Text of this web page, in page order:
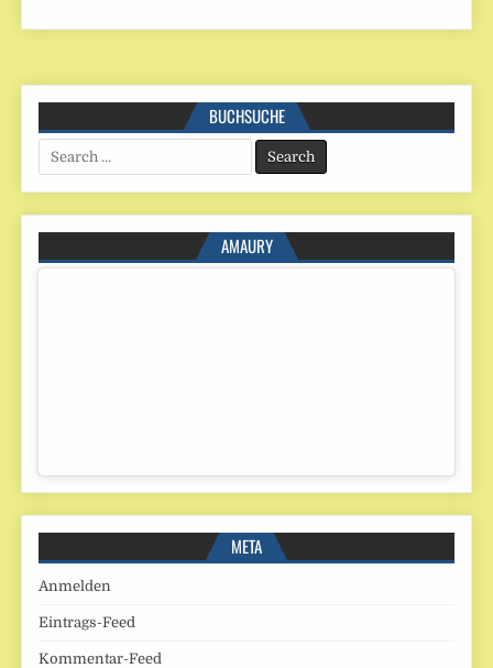
BUCHSUCHE
Search
for:
AMAURY
META
Anmelden
Eintrags-Feed
Kommentar-Feed